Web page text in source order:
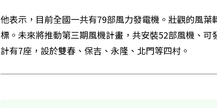
他表示，目前全國一共有79部風力發電機。壯觀的風
標。未來將推動第三期風機計畫，共安裝52部風機、
計有7座，設於雙春、保吉、永隆、北門等四村。